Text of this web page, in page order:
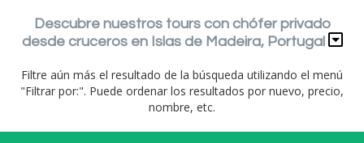
Descubre nuestros tours con chófer privado
desde cruceros en Islas de Madeira, Portugal
Filtre aún más el resultado de la búsqueda utilizando el menú
"Filtrar por:". Puede ordenar los resultados por nuevo, precio,
nombre, etc.